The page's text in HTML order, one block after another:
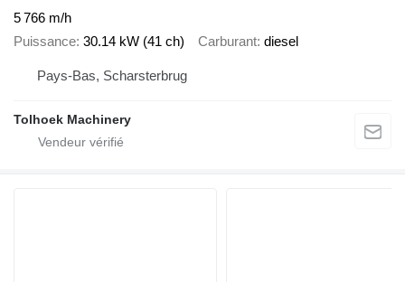
5 766 m/h
Puissance 30.14 kW (41 ch) Carburant diesel
Pays-Bas, Scharsterbrug
Tolhoek Machinery